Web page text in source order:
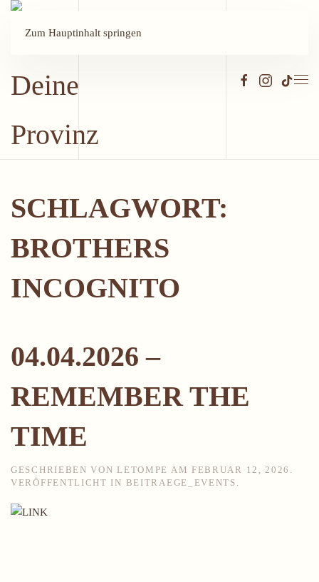
Zum Hauptinhalt springen
SCHLAGWORT:
BROTHERS
INCOGNITO
04.04.2026 –
REMEMBER THE
TIME
GESCHRIEBEN VONLETOMPE AM FEBRUAR 12, 2026 .
VERÖFFENTLICHT IN BEITRAEGE_EVENTS .